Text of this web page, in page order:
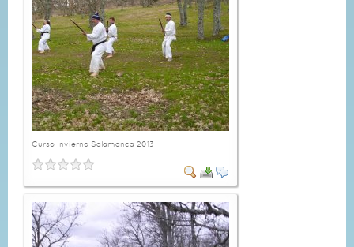
Curso Invierno Salamanca 2013